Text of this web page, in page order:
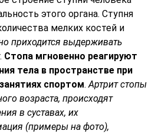
этого органа. Ступня
мелких костей и
приходится выдерживать
. Стопа мгновенно реагируют
тела в пространстве при
спортом.Артрит стопы
возраста, происходят
в суставах, их
(примеры на фото),